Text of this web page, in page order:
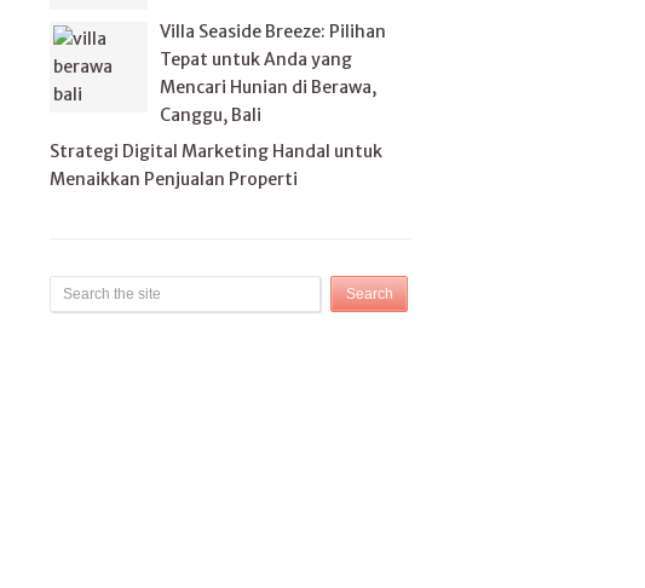
Villa Seaside Breeze: Pilihan
Tepat untuk Anda yang
Mencari Hunian di Berawa,
Canggu, Bali
Strategi Digital Marketing Handal untuk
Menaikkan Penjualan Properti